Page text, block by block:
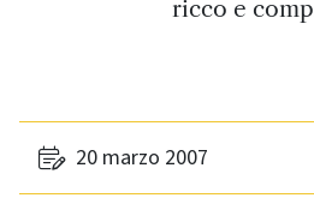
ricco e
20 marzo 2007